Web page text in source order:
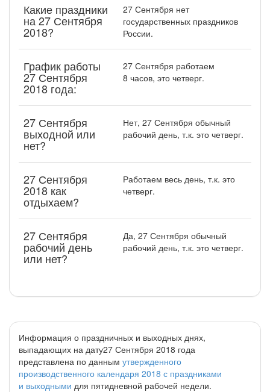
Какие праздники
на 27 Сентября
2018?
27 Сентября нет
государственных праздников
России.
График работы
27 Сентября
2018 года:
27 Сентября работаем
8 часов, это четверг.
27 Сентября
выходной или
нет?
Нет, 27 Сентября обычный
рабочий день, т.к. это четверг.
27 Сентября
2018 как
отдыхаем?
Работаем весь день, т.к. это
четверг.
27 Сентября
рабочий день
или нет?
Да, 27 Сентября обычный
рабочий день, т.к. это четверг.
Информация о праздничных и выходных днях,
выпадающих на дату27 Сентября 2018 года
представлена по данным утвержденного
производственного календаря 2018 с праздниками
и выходными для пятидневной рабочей недели.